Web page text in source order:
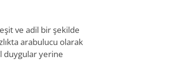
ve adil bir şekilde
arabulucu olarak
duygular yerine